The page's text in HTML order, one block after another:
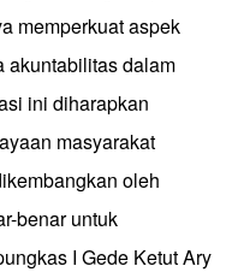
memperkuat aspek
akuntabilitas dalam
ini diharapkan
masyarakat
oleh
benar untuk
I Gede Ketut Ary